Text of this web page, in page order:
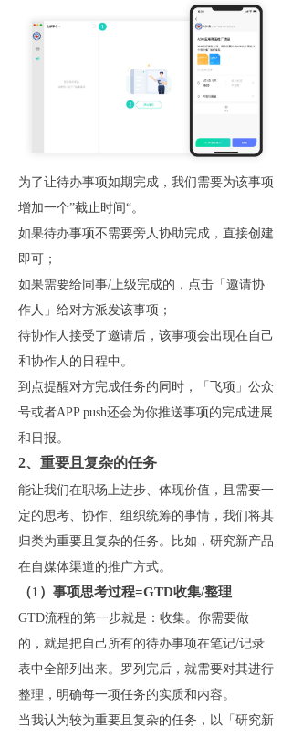
为了让待办事项如期完成，我们需要为该事项
增加一个”截止时间“。
如果待办事项不需要旁人协助完成，直接创建
即可；
如果需要给同事/上级完成的，点击「邀请协
作人」给对方派发该事项；
待协作人接受了邀请后，该事项会出现在自己
和协作人的日程中。
到点提醒对方完成任务的同时，「飞项」公众
号或者APP push还会为你推送事项的完成进展
和日报。
2、重要且复杂的任务
能让我们在职场上进步、体现价值，且需要一
定的思考、协作、组织统筹的事情，我们将其
归类为重要且复杂的任务。比如，研究新产品
在自媒体渠道的推广方式。
（1）事项思考过程=GTD收集/整理
GTD流程的第一步就是：收集。你需要做
的，就是把自己所有的待办事项在笔记/记录
表中全部列出来。罗列完后，就需要对其进行
整理，明确每一项任务的实质和内容。
当我认为较为重要且复杂的任务，以「研究新